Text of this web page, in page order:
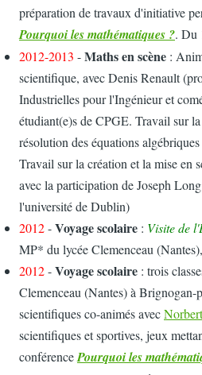
préparation de travaux d'initiative
Pourquoi les mathématiques ?. Du
2012-2013 -Maths en scène :
scientifique, avec Denis Renault
Industrielles pour l'Ingénieur et
étudiant(e)s de CPGE. Travail sur
résolution des équations
Travail sur la création et la mise en
avec la participation de Joseph
l'université de Dublin)
2012-Voyage scolaire : Visite de
MP* du lycée Clemenceau
2012-Voyage scolaire : trois
Clemenceau (Nantes) à Brignogan-
scientifiques co-animés avec
scientifiques et sportives, jeux
conférencePourquoi les